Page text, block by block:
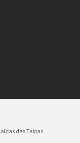
das Taipas